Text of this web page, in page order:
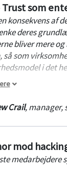
Trust som
konsekvens af
deres
bliver mere
så som
i det
Andy
Crail,manager,
mod
medarbejdere